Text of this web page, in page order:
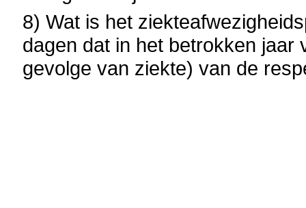
8) Wat is het
dagen dat in het betrokken jaar
gevolge van ziekte) van de